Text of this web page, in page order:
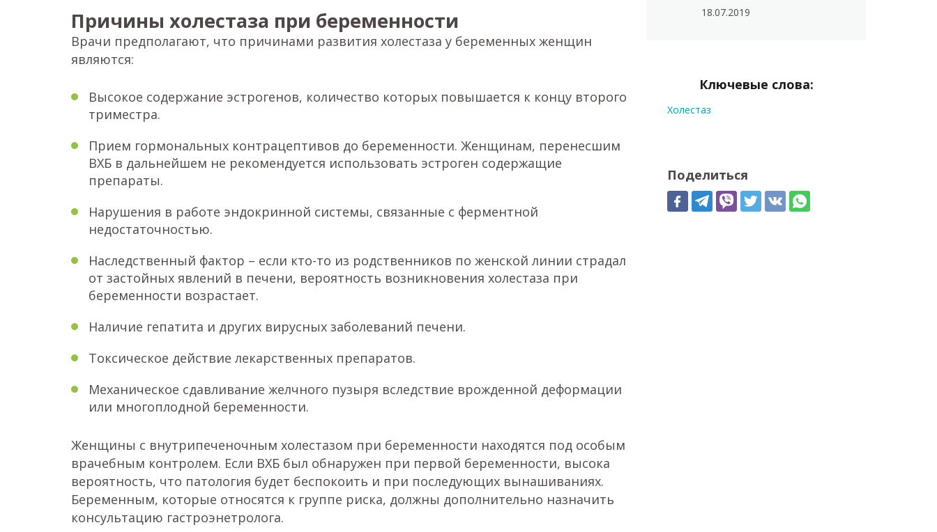
18.07.2019
Ключевые слова:
Холестаз
Поделиться
Причины холестаза при беременности
Врачи предполагают, что причинами развития холестаза у беременных женщин
являются:
Высокое содержание эстрогенов, количество которых повышается к концу второго
триместра.
Прием гормональных контрацептивов до беременности. Женщинам, перенесшим
ВХБ в дальнейшем не рекомендуется использовать эстроген содержащие
препараты.
Нарушения в работе эндокринной системы, связанные с ферментной
недостаточностью.
Наследственный фактор – если кто-то из родственников по женской линии страдал
от застойных явлений в печени, вероятность возникновения холестаза при
беременности возрастает.
Наличие гепатита и других вирусных заболеваний печени.
Токсическое действие лекарственных препаратов.
Механическое сдавливание желчного пузыря вследствие врожденной деформации
или многоплодной беременности.
Женщины с внутрипеченочным холестазом при беременности находятся под особым
врачебным контролем. Если ВХБ был обнаружен при первой беременности, высока
вероятность, что патология будет беспокоить и при последующих вынашиваниях.
Беременным, которые относятся к группе риска, должны дополнительно назначить
консультацию гастроэнетролога.